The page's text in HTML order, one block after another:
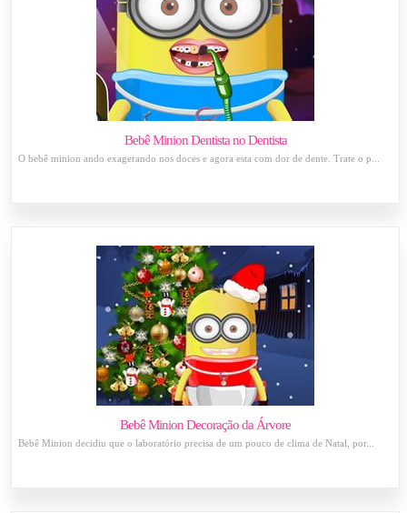
Bebê Minion Dentista no Dentista
O bebê minion ando exagerando nos doces e agora esta com dor de dente. Trate o p...
Bebê Minion Decoração da Árvore
Bebê Minion decidiu que o laboratório precisa de um pouco de clima de Natal, por...